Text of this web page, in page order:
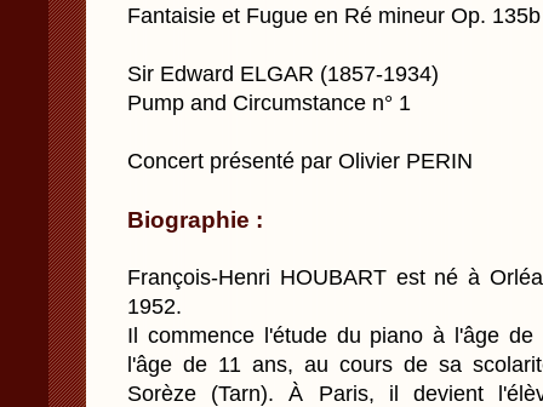
Fantaisie et Fugue en Ré mineur Op. 135b
Sir Edward ELGAR (1857-1934)
Pump and Circumstance n° 1
Concert présenté par Olivier PERIN
Biographie :
François-Henri HOUBART est né à
1952.
Il commence l'étude du piano à l'âge
l'âge de 11 ans, au cours de sa
Sorèze (Tarn). À Paris, il devient